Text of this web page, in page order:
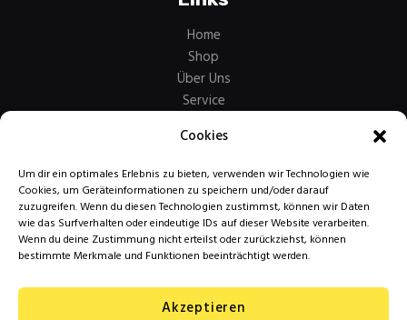
Cookies
Um dir ein optimales Erlebnis zu bieten, verwenden wir Technologien wie
Cookies, um Geräteinformationen zu speichern und/oder darauf
zuzugreifen. Wenn du diesen Technologien zustimmst, können wir Daten
wie das Surfverhalten oder eindeutige IDs auf dieser Website verarbeiten.
Wenn du deine Zustimmung nicht erteilst oder zurückziehst, können
bestimmte Merkmale und Funktionen beeinträchtigt werden.
Akzeptieren
Home
Shop
Über Uns
Service
Mehr Links…
AGB
Zahlungsarten
Versandarten
Widerrufsbelehrung
Datenschutzerklärung